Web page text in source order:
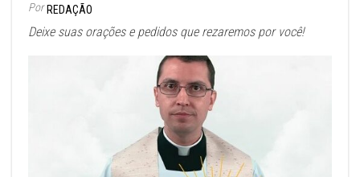
Por REDAÇÃO
Deixe suas orações e pedidos que rezaremos por você!